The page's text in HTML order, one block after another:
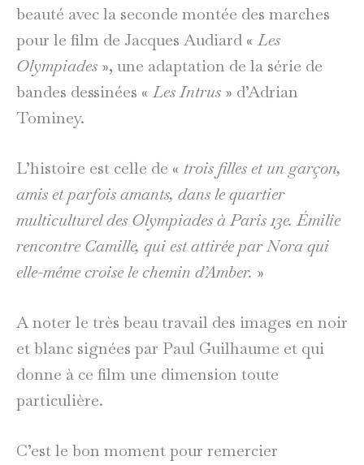
beauté avec la seconde montée des marches
pour le film de Jacques Audiard «Les
Olympiades », une adaptation de la série de
bandes dessinées «Les Intrus » d’Adrian
Tominey.
L’histoire est celle de « trois filles et un garçon,
amis et parfois amants, dans le quartier
multiculturel des Olympiades à Paris 13e. Émilie
rencontre Camille, qui est attirée par Nora qui
elle-même croise le chemin d’Amber. »
A noter le très beau travail des images en noir
et blanc signées par Paul Guilhaume et qui
donne à ce film une dimension toute
particulière.
C’est le bon moment pour remercier